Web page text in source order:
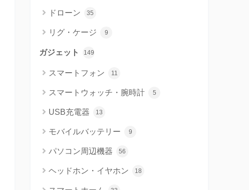
ドローン 35
リグ・ケージ 9
ガジェット 149
スマートフォン 11
スマートウォッチ・腕時計 5
USB充電器 13
モバイルバッテリー 9
パソコン周辺機器 56
ヘッドホン・イヤホン 18